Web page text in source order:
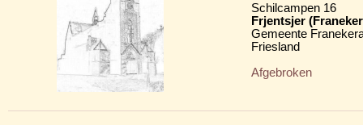
Schilcampen 16
Frjentsjer
Gemeente
Friesland
Afgebroken